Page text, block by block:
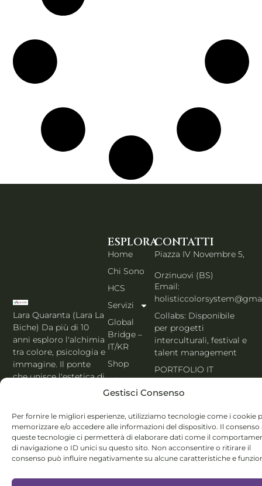
Gestisci Consenso
Per fornire le migliori esperienze, utilizziamo tecnologie come i cookie
memorizzare e/o accedere alle informazioni del dispositivo. Il consenso
queste tecnologie ci permetterà di elaborare dati come il
di navigazione o ID unici su questo sito. Non acconsentire o ritirare il
consenso può influire negativamente su alcune caratteristiche e
Lara Quaranta (Lara La
Biche) Da più di 10
anni esploro l'alchimia
tra colore, psicologia e
immagine. Il ponte
che unisce l'estetica di
MBTI, Enneagramma &
Holistic Color
System®.
ESPLORA
Home
Chi Sono
HCS
Servizi
Global
Bridge –
IT/KR
Shop
Blog
Contatti
Italiano
CONTATTI
Piazza IV Novembre 5,
Orzinuovi (BS)
Email:
Collabs: Disponibile
per progetti
interculturali, festival e
talent management
PORTFOLIO IT